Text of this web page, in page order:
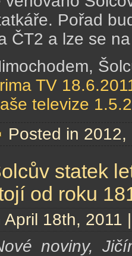
Pořad
ČT2 a lze se
TV
televize
Posted in 2012,
statek
od roku
April 18th, 2011
noviny,